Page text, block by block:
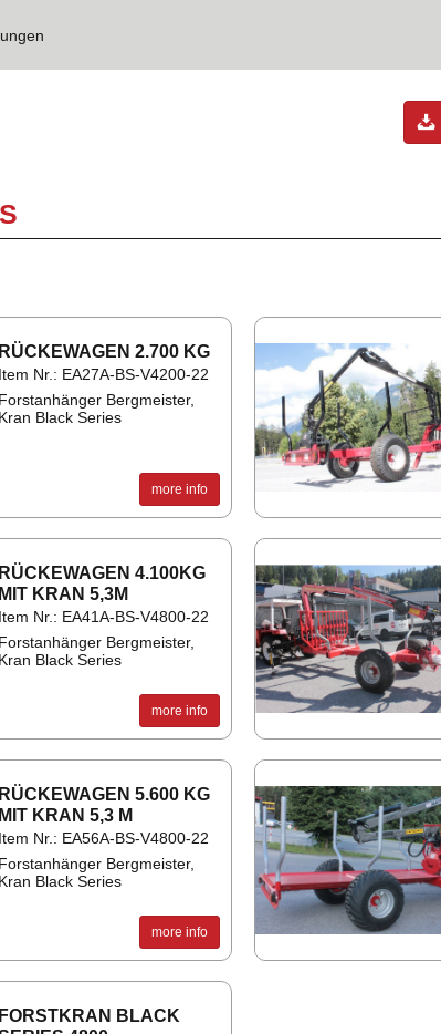
RÜCK­EWA­GEN 2.700 KG
Item Nr.: EA27A-BS-V4200-22
Forstanhänger Bergmeister,
Kran Black Series
more info
RÜCK­EWA­GEN 4.100KG
MIT KRAN 5,3M
Item Nr.: EA41A-BS-V4800-22
Forstanhänger Bergmeister,
Kran Black Series
more info
RÜCK­EWA­GEN 5.600 KG
MIT KRAN 5,3 M
Item Nr.: EA56A-BS-V4800-22
Forstanhänger Bergmeister,
Kran Black Series
more info
FOR­STKRAN BLACK